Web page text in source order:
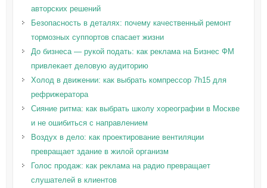
авторских решений
Безопасность в деталях: почему качественный ремонт
тормозных суппортов спасает жизни
До бизнеса — рукой подать: как реклама на Бизнес ФМ
привлекает деловую аудиторию
Холод в движении: как выбрать компрессор 7h15 для
рефрижератора
Сияние ритма: как выбрать школу хореографии в Москве
и не ошибиться с направлением
Воздух в дело: как проектирование вентиляции
превращает здание в жилой организм
Голос продаж: как реклама на радио превращает
слушателей в клиентов